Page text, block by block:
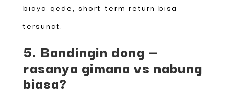
biaya gede, short-term return bisa
tersunat.
5. Bandingin dong —
rasanya gimana vs nabung
biasa?